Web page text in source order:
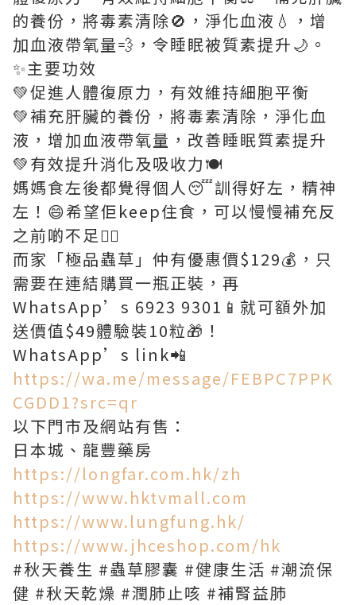
的養份，將毒素清除🚫，淨化血液💧，增
加血液帶氧量💨，令睡眠被質素提升🌙。
✨主要功效
💚促進人體復原力，有效維持細胞平衡
💚補充肝臟的養份，將毒素清除，淨化血
液，增加血液帶氧量，改善睡眠質素提升
💚有效提升消化及吸收力🍽️
媽媽食左後都覺得個人😴訓得好左，精神
左！😄希望佢keep住食，可以慢慢補充反
之前啲不足👍🏻
而家「極品蟲草」仲有優惠價$129💰，只
需要在連結購買一瓶正裝，再
WhatsApp’s 6923 9301📱就可額外加
送價值$49體驗裝10粒🎁！
WhatsApp’s link📲
https://wa.me/message/FEBPC7PPK
CGDD1?src=qr
以下門市及網站有售：
日本城、龍豐藥房
https://longfar.com.hk/zh
https://www.hktvmall.com
https://www.lungfung.hk/
https://www.jhceshop.com/hk
#秋天養生 #蟲草膠囊 #健康生活 #潮流保
健 #秋天乾燥 #潤肺止咳 #補腎益肺